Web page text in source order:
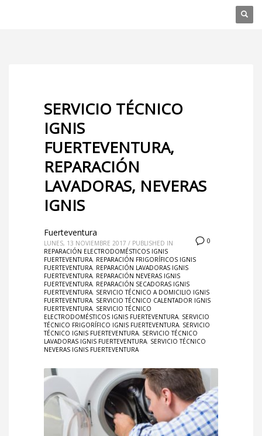
SERVICIO TÉCNICO
IGNIS
FUERTEVENTURA,
REPARACIÓN
LAVADORAS, NEVERAS
IGNIS
0
Fuerteventura
LUNES, 13 NOVIEMBRE 2017 / PUBLISHED IN
REPARACIÓN ELECTRODOMÉSTICOS IGNIS
FUERTEVENTURA, REPARACIÓN FRIGORÍFICOS IGNIS
FUERTEVENTURA, REPARACIÓN LAVADORAS IGNIS
FUERTEVENTURA, REPARACIÓN NEVERAS IGNIS
FUERTEVENTURA, REPARACIÓN SECADORAS IGNIS
FUERTEVENTURA, SERVICIO TÉCNICO A DOMICILIO IGNIS
FUERTEVENTURA, SERVICIO TÉCNICO CALENTADOR IGNIS
FUERTEVENTURA, SERVICIO TÉCNICO
ELECTRODOMÉSTICOS IGNIS FUERTEVENTURA, SERVICIO
TÉCNICO FRIGORÍFICO IGNIS FUERTEVENTURA, SERVICIO
TÉCNICO IGNIS FUERTEVENTURA, SERVICIO TÉCNICO
LAVADORAS IGNIS FUERTEVENTURA, SERVICIO TÉCNICO
NEVERAS IGNIS FUERTEVENTURA